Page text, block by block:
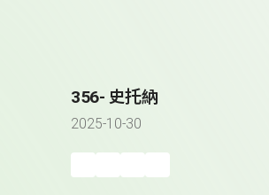
356- 史托納
2025-10-30